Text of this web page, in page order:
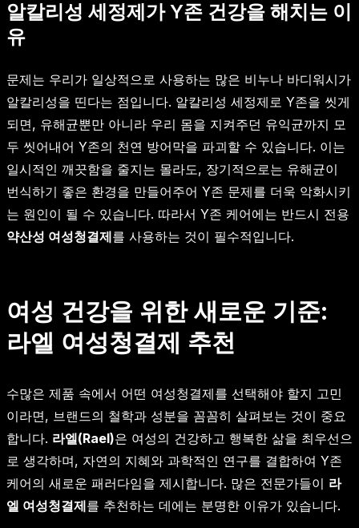
알칼리성 세정제가 Y존 건강을 해치는 이
유
문제는 우리가 일상적으로 사용하는 많은 비누나 바디워시가
알칼리성을 띤다는 점입니다. 알칼리성 세정제로 Y존을 씻게
되면, 유해균뿐만 아니라 우리 몸을 지켜주던 유익균까지 모
두 씻어내어 Y존의 천연 방어막을 파괴할 수 있습니다. 이는
일시적인 깨끗함을 줄지는 몰라도, 장기적으로는 유해균이
번식하기 좋은 환경을 만들어주어 Y존 문제를 더욱 악화시키
는 원인이 될 수 있습니다. 따라서 Y존 케어에는 반드시 전용
약산성 여성청결제를 사용하는 것이 필수적입니다.
여성 건강을 위한 새로운 기준:
라엘 여성청결제 추천
수많은 제품 속에서 어떤 여성청결제를 선택해야 할지 고민
이라면, 브랜드의 철학과 성분을 꼼꼼히 살펴보는 것이 중요
합니다. 라엘(Rael)은 여성의 건강하고 행복한 삶을 최우선으
로 생각하며, 자연의 지혜와 과학적인 연구를 결합하여 Y존
케어의 새로운 패러다임을 제시합니다. 많은 전문가들이 라
엘 여성청결제를 추천하는 데에는 분명한 이유가 있습니다.